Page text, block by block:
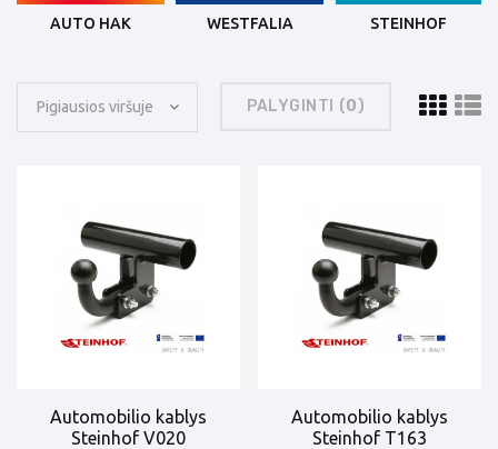
AUTO HAK WESTFALIA STEINHOF
Pigiausios viršuje PALYGINTI (0)
Automobilio kablys
Steinhof V020
Automobilio kablys
Steinhof T163